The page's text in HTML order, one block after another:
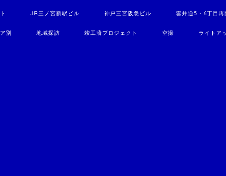
JR三ノ宮新駅ビル 神戸三宮阪急ビル 雲井通5・6丁目再
別 地域探訪 竣工済プロジェクト 空撮 ライトア